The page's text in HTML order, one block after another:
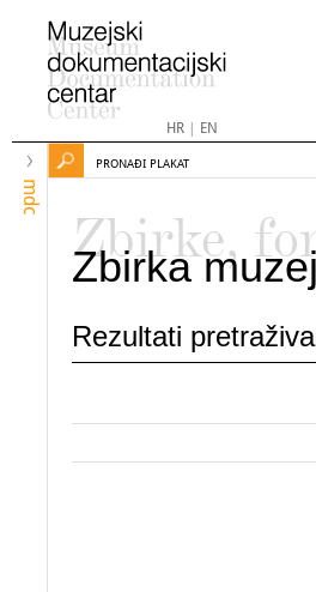
HR| EN
mdc
PRONAĐI PLAKAT
Zbirke,
Zbirka
Rezultati